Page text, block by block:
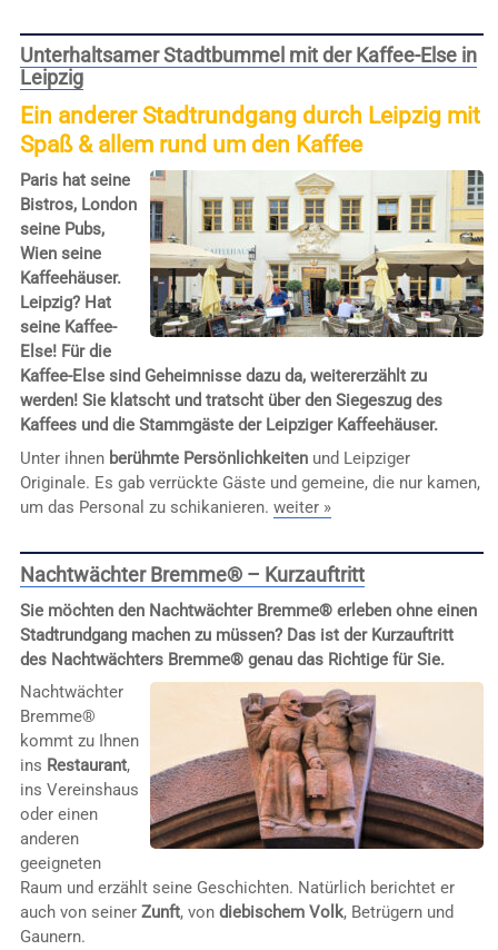
Unterhaltsamer Stadtbummel mit der Kaffee-Else in
Leipzig
Ein anderer Stadtrundgang durch Leipzig mit
Spaß & allem rund um den Kaffee
Paris hat seine
Bistros, London
seine Pubs,
Wien seine
Kaffeehäuser.
Leipzig? Hat
seine Kaffee-
Else! Für die
Kaffee-Else sind Geheimnisse dazu da, weitererzählt zu
werden! Sie klatscht und tratscht über den Siegeszug des
Kaffees und die Stammgäste der Leipziger Kaffeehäuser.
Unter ihnen berühmte Persönlichkeitenund Leipziger
Originale. Es gab verrückte Gäste und gemeine, die nur kamen,
um das Personal zu schikanieren. weiter »
Nachtwächter Bremme® – Kurzauftritt
Sie möchten den Nachtwächter Bremme® erleben ohne einen
Stadtrundgang machen zu müssen? Das ist der Kurzauftritt
des Nachtwächters Bremme® genau das Richtige für Sie.
Nachtwächter
Bremme®
kommt zu Ihnen
ins Restaurant,
ins Vereinshaus
oder einen
anderen
geeigneten
Raum und erzählt seine Geschichten. Natürlich berichtet er
auch von seiner Zunft, von diebischem Volk, Betrügern und
Gaunern.